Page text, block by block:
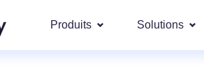
Produits Solutions